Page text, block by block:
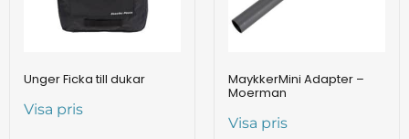
Unger Ficka till dukar
Visa pris
MaykkerMini Adapter –
Moerman
Visa pris